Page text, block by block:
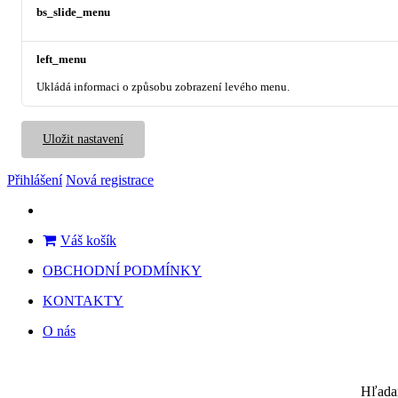
bs_slide_menu
left_menu
Ukládá informaci o způsobu zobrazení levého menu.
Uložit nastavení
Přihlášení Nová registrace
Váš košík
OBCHODNÍ PODMÍNKY
KONTAKTY
O nás